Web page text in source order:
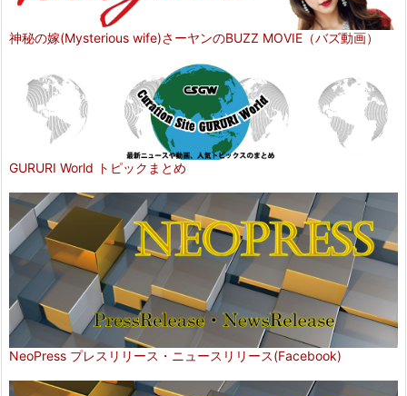
神秘の嫁(Mysterious wife)さーヤンのBUZZ MOVIE（バズ動画）
GURURI World トピックまとめ
NeoPress プレスリリース・ニュースリリース(Facebook)